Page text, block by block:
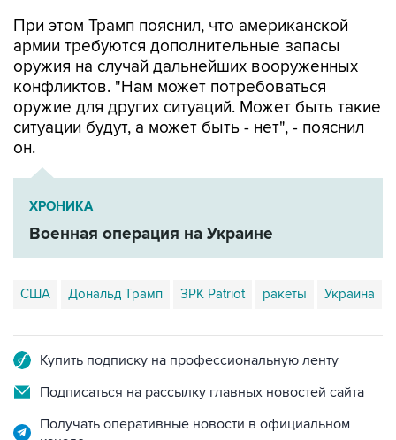
При этом Трамп пояснил, что американской
армии требуются дополнительные запасы
оружия на случай дальнейших вооруженных
конфликтов. "Нам может потребоваться
оружие для других ситуаций. Может быть такие
ситуации будут, а может быть - нет", - пояснил
он.
ХРОНИКА
Военная операция на Украине
США Дональд Трамп ЗРК Patriot ракеты Украина
Купить подписку на профессиональную ленту
Подписаться на рассылку главных новостей сайта
Получать оперативные новости в официальном